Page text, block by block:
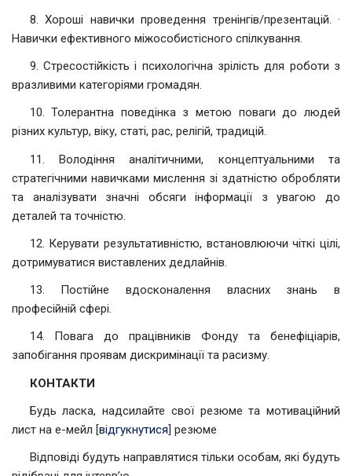
8. Хороші навички проведення тренінгів/презентацій. ·
Навички ефективного міжособистісного спілкування.
9. Стресостійкість і психологічна зрілість для роботи з
вразливими категоріями громадян.
10. Толерантна поведінка з метою поваги до людей
різних культур, віку, статі, рас, релігій, традицій.
11. Володіння аналітичними, концептуальними та
стратегічними навичками мислення зі здатністю обробляти
та аналізувати значні обсяги інформації з увагою до
деталей та точністю.
12. Керувати результативністю, встановлюючи чіткі цілі,
дотримуватися виставлених дедлайнів.
13. Постійне вдосконалення власних знань в
професійній сфері.
14. Повага до працівників Фонду та бенефіціарів,
запобігання проявам дискримінації та расизму.
КОНТАКТИ
Будь ласка, надсилайте свої резюме та мотиваційний
лист на е-мейл [відгукнутися] резюме
Відповіді будуть направлятися тільки особам, які будуть